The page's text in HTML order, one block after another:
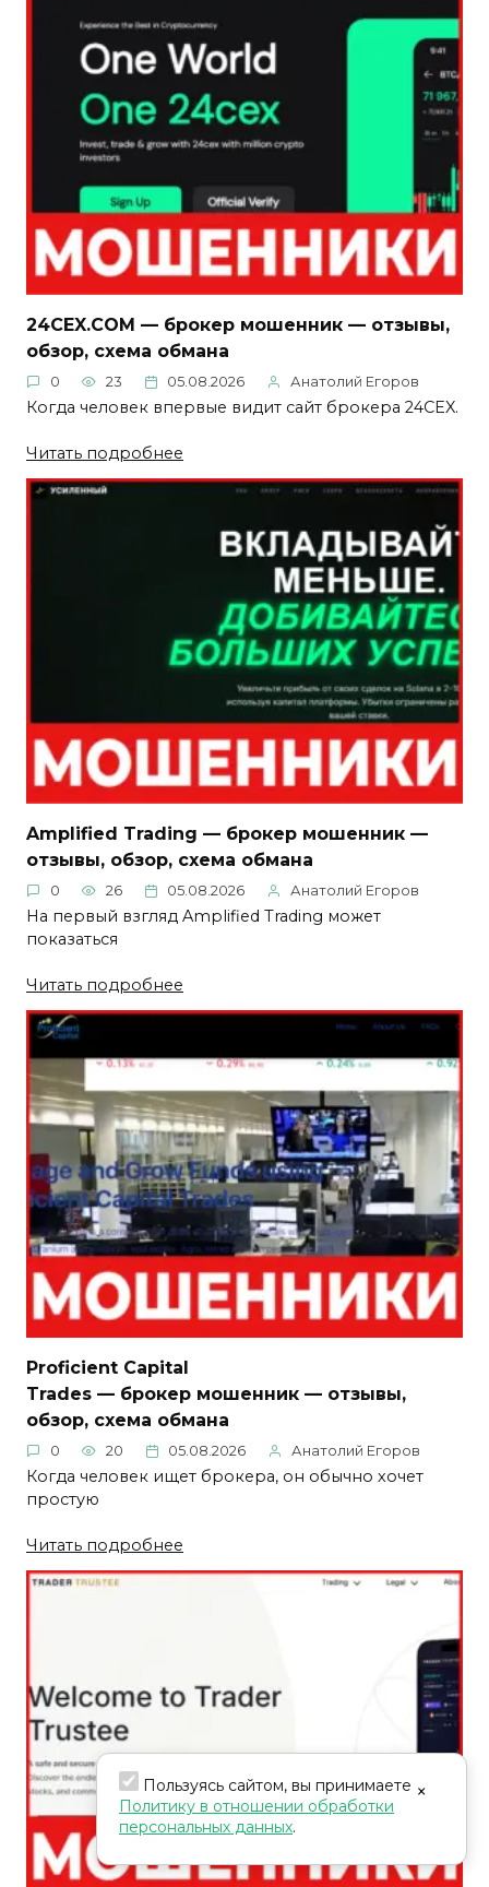
24CEX.COM — брокер мошенник — отзывы,
обзор, схема обмана
0 23 05.08.2026 Анатолий Егоров
Когда человек впервые видит сайт брокера 24CEX.
Читать подробнее
Amplified Trading — брокер мошенник —
отзывы, обзор, схема обмана
0 26 05.08.2026 Анатолий Егоров
На первый взгляд Amplified Trading может
показаться
Читать подробнее
Proficient Capital
Trades — брокер мошенник — отзывы,
обзор, схема обмана
0 20 05.08.2026 Анатолий Егоров
Когда человек ищет брокера, он обычно хочет
простую
Читать подробнее
×
Пользуясь сайтом, вы принимаете
Политику в отношении обработки
персональных данных.